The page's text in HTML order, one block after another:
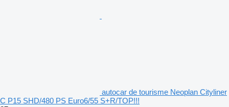
autocar de tourisme Neoplan Cityliner
C P15 SHD/480 PS Euro6/55 S+R/TOP!!!